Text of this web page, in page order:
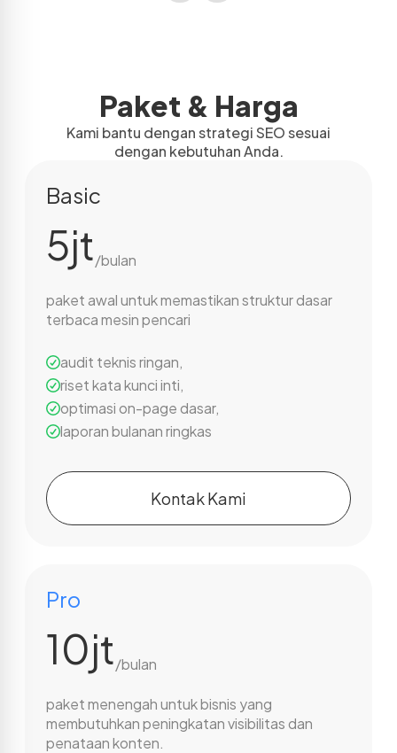
Paket & Harga
Kami bantu dengan strategi SEO sesuai
dengan kebutuhan Anda.
Basic
5jt/bulan
paket awal untuk memastikan struktur dasar
terbaca mesin pencari
audit teknis ringan,
riset kata kunci inti,
optimasi on-page dasar,
laporan bulanan ringkas
Kontak Kami
Pro
10jt/bulan
paket menengah untuk bisnis yang
membutuhkan peningkatan visibilitas dan
penataan konten.